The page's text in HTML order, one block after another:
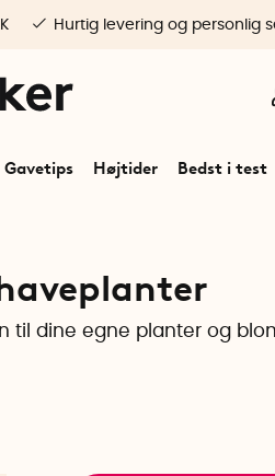
Gavetips Højtider Bedst i test
Hurtig levering og personlig
til dine egne planter og